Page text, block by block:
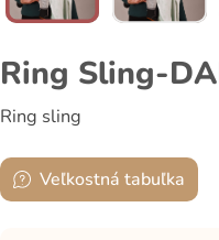
Ring Sling-
Ring sling
Veľkostná tabuľka